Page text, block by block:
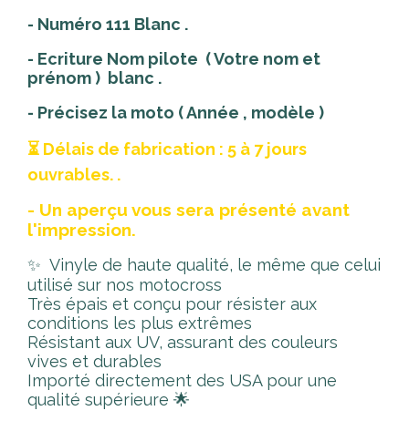
- Numéro 111 Blanc .
- Ecriture Nom pilote ( Votre nom et
prénom ) blanc .
- Précisez la moto ( Année , modèle )
⏳ Délais de fabrication : 5 à 7 jours
ouvrables. .
- Un aperçu vous sera présenté avant
l'impression.
✨ Vinyle de haute qualité, le même que celui
utilisé sur nos motocross
Très épais et conçu pour résister aux
conditions les plus extrêmes
Résistant aux UV, assurant des couleurs
vives et durables
Importé directement des USA pour une
qualité supérieure 🌟